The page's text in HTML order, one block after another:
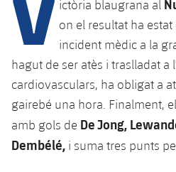
plusicon
més
Instal·lacions
Spotify Camp Nou
SUB13
SUB12
SUB11 A
SUB11 B
SUB13 B
SUB12 C
SUB11 C
Entrades
Gameday Shows
Resultats
Classificacions
Base
Barça Atlètic
Junior
Cadet A
Cadet B
Campus Estiu
PLUSICON
MÉS
Primer Equip
plusicon
més
Actualitat
Calendari
Barça Atlètic
plusicon
més
ictòria blaugrana al
on el resultat ha
incident mèdic a la
hagut de ser atès i traslladat
cardiovasculars, ha obligat a
gairebé una hora. Finalment,
amb gols de De Jong,
Dembélé, i suma tres punts